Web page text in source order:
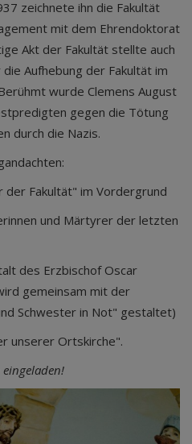
zeichnete ihn die Fakultät
mit dem Ehrendoktorat
Akt der Fakultät stellte auch
Aufhebung der Fakultät im
wurde Clemens August
gegen die Tötung
durch die Nazis.
Fakultät" im Vordergrund
und Märtyrer der letzten
des Erzbischof Oscar
gemeinsam mit der
Schwester in Not" gestaltet)
unserer Ortskirche".